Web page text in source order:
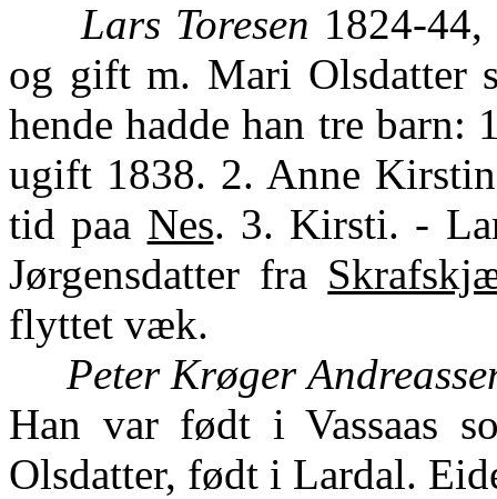
Lars Toresen 1824-
og gift m. Mari Olsdatter
hende hadde han tre barn:
ugift 1838. 2. Anne
tid paa Nes. 3. Kirsti. -
Jørgensdatter fra
flyttet væk.
Peter Krøger
Han var født i Vassaas
Olsdatter, født i Lardal.